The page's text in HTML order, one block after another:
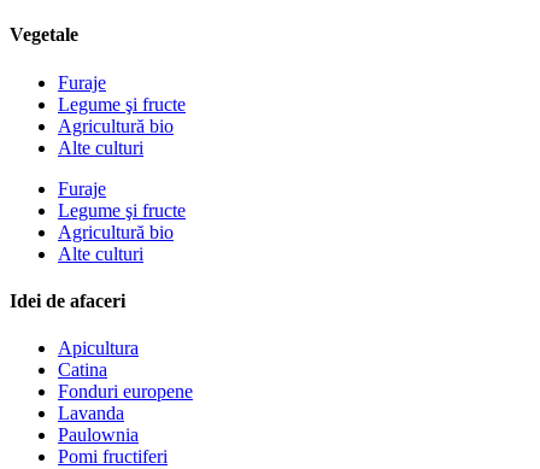
Vegetale
Furaje
Legume şi fructe
Agricultură bio
Alte culturi
Furaje
Legume şi fructe
Agricultură bio
Alte culturi
Idei de afaceri
Apicultura
Catina
Fonduri europene
Lavanda
Paulownia
Pomi fructiferi